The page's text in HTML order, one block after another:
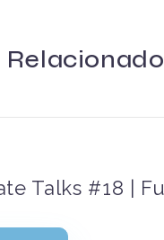
Talks #18 |